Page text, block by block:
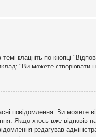
клацніть по кнопці
"Ви можете
повідомлення. Ви можете
Якщо хтось вже відповів
редагував